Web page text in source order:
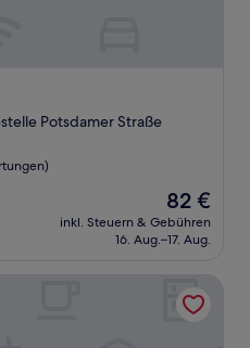
Potsdamer Straße
Der
Preis
beträgt
82 €
inkl. Steuern & Gebühren
16. Aug.–17. Aug.